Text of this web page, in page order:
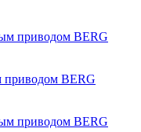
приводом BERG